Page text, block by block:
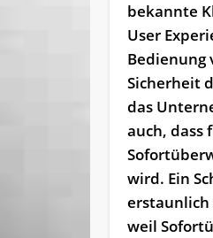
bekannte
User
Bedienung
Sicherheit
das
auch, dass
wird. Ein
erstaunlich
weil